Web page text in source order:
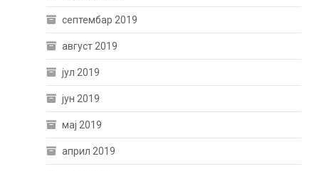
септембар 2019
август 2019
јул 2019
јун 2019
мај 2019
април 2019